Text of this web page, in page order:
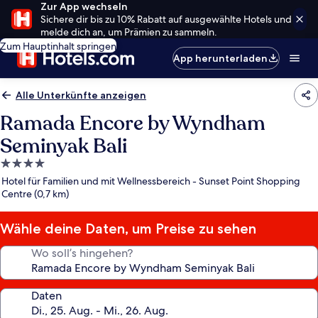
Zur App wechseln
Sichere dir bis zu 10% Rabatt auf ausgewählte Hotels und
melde dich an, um Prämien zu sammeln.
Zum Hauptinhalt springen
App herunterladen
Alle Unterkünfte anzeigen
Ramada Encore by Wyndham
Seminyak Bali
4.0-
Sterne-
Unterkunft
Hotel für Familien und mit Wellnessbereich - Sunset Point Shopping
Centre (0,7 km)
Wähle deine Daten, um Preise zu sehen
Wo soll’s hingehen?
Daten